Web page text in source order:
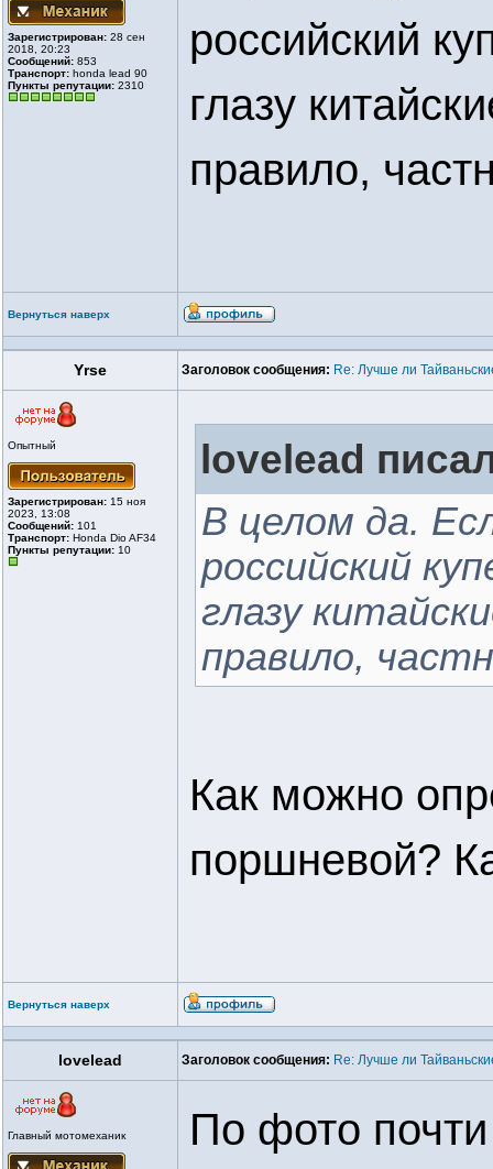
Зарегистрирован: 28 сен
2018, 20:23
Сообщений: 853
Транспорт: honda lead 90
Пункты репутации: 2310
российский
глазу
правило,
Вернуться наверх
Yrse Заголовок сообщения: Re: Лучше ли
Опытный
Зарегистрирован: 15 ноя
2023, 13:08
Сообщений: 101
Транспорт: Honda Dio AF34
Пункты репутации: 10
lovelead
В целом да.
российский
глазу
правило,
Как можно
поршневой?
Вернуться наверх
lovelead Заголовок сообщения: Re: Лучше ли
Главный мотомеханик
По фото почти